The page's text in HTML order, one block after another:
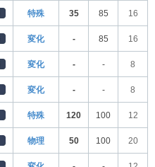
特殊 35 85 16
変化 - 85 16
変化 - - 8
変化 - - 8
特殊 120 100 12
物理 50 100 20